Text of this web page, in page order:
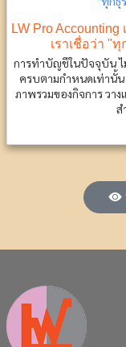
LW Pro
เราเชื่อว่า "
การทำบัญชีในปัจจุบัน ไ
ครบตามกำหนดเท่านั้
ภาพรวมของกิจการ วา
ส